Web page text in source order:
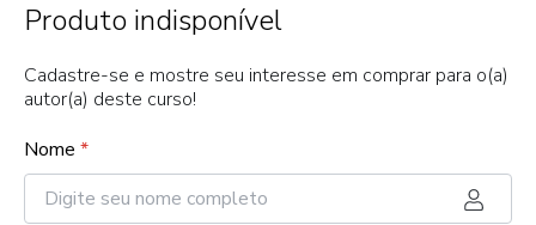
Produto indisponível
Cadastre-se e mostre seu interesse em comprar para o(a)
autor(a) deste curso!
Nome *